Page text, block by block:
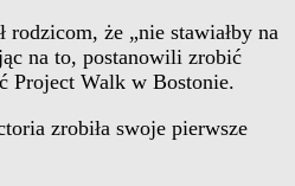
rodzicom, że „nie stawiałby na
na to, postanowili zrobić
Project Walk w Bostonie.
zrobiła swoje pierwsze